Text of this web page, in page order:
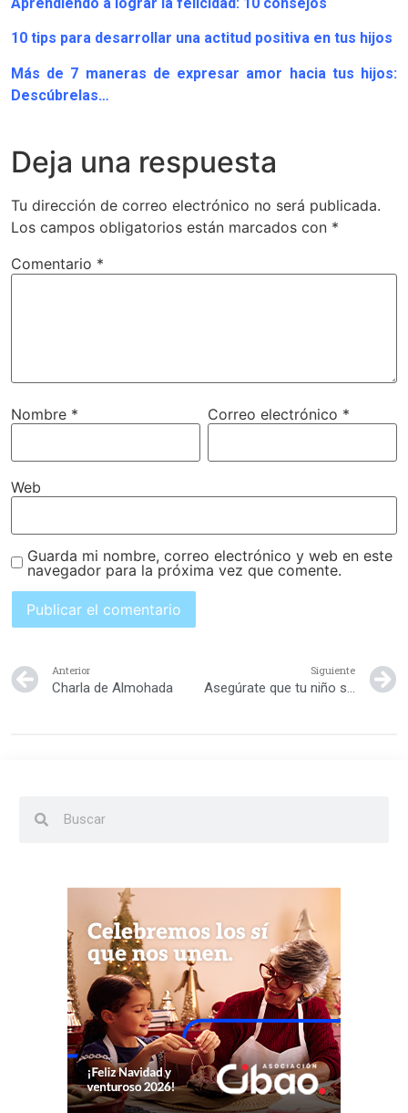
10 tips para desarrollar una actitud positiva en tus hijos
Más de 7 maneras de expresar amor hacia tus hijos:
Descúbrelas…
Deja una respuesta
Tu dirección de correo electrónico no será publicada.
Los campos obligatorios están marcados con *
Comentario *
Nombre * Correo electrónico *
Web
Guarda mi nombre, correo electrónico y web en este
navegador para la próxima vez que comente.
Anterior
Charla de Almohada
Siguiente
Asegúrate que tu niño se sienta amado